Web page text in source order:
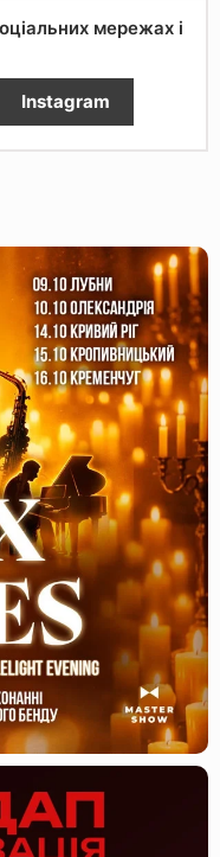
мережах і
Instagram